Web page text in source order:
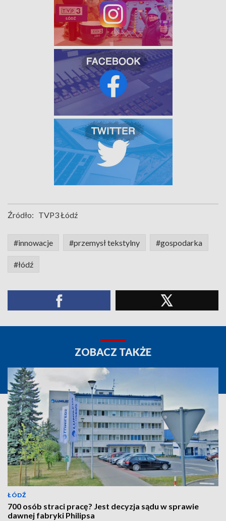
Źródło: TVP3 Łódź
#innowacje #przemysł tekstylny #gospodarka
#łódź
ZOBACZ TAKŻE
ŁÓDŹ
700 osób straci pracę? Jest decyzja sądu w sprawie
dawnej fabryki Philipsa